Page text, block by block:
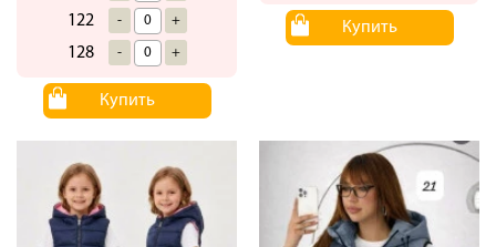
122 - +
128 - +
Купить
Купить